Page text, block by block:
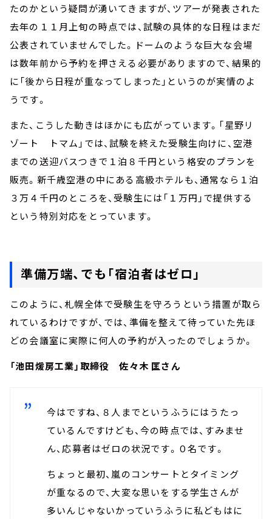
たのかという疑問が湧いてきますが、ツアーが発表された
去年の１１月上旬の時点では、試験の具体的な日程はまだ
公表されていませんでした。ドームのような巨大な会場
は数年前から予約を押さえる必要がありますので、結果的
に「後から日程が重なってしまった」というのが実情のよ
うです。
また、こうした動きはほかにも広がっています。「星野リ
ゾート トマム」では、試験を終えた受験生向けに、空港
までの送迎バスつきで１泊８千円という格安のプランを
販売。新千歳空港の中にある高級ホテルも、通常なら１泊
３万４千円のところを、受験生には「１万円」で提供する
という特別対応をとっています。
準備万端、でも「宿泊者はゼロ」
このように、札幌全体で受験生を守ろうという措置が取ら
れているわけですが、では、準備を整えて待っていた先ほ
どの会議室に実際に何人の予約が入ったのでしょうか。
「池田煖房工業」取締役 佐々木 匡さん
今はですね、８人までというふうにはうたっ
ているんですけども、今の時点では、すみませ
ん、応募者はゼロの状況です。０名です。
ちょっと最初、嵐のコンサートとタイミング
が重なるので、大変な思いをする学生さんが
多いんじゃないかっていうふうに私どもはに